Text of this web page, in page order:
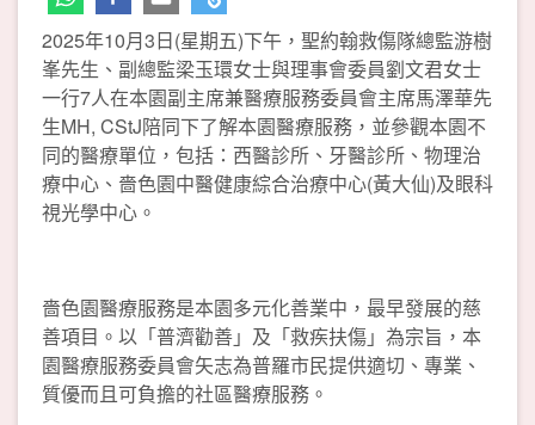
2025年10月3日(星期五)下午，聖約翰救傷隊總監游樹
峯先生、副總監梁玉環女士與理事會委員劉文君女士
一行7人在本園副主席兼醫療服務委員會主席馬澤華先
生MH, CStJ陪同下了解本園醫療服務，並參觀本園不
同的醫療單位，包括：西醫診所、牙醫診所、物理治
療中心、嗇色園中醫健康綜合治療中心(黃大仙)及眼科
視光學中心。
嗇色園醫療服務是本園多元化善業中，最早發展的慈
善項目。以「普濟勸善」及「救疾扶傷」為宗旨，本
園醫療服務委員會矢志為普羅市民提供適切、專業、
質優而且可負擔的社區醫療服務。